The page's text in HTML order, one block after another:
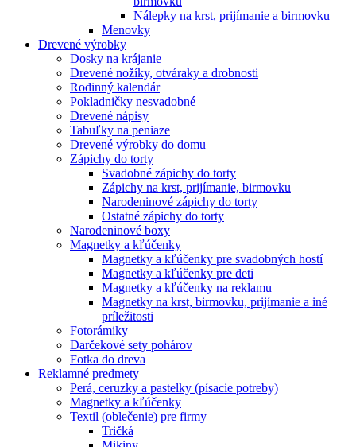
Nálepky na krst, prijímanie a birmovku
Menovky
Drevené výrobky
Dosky na krájanie
Drevené nožíky, otváraky a drobnosti
Rodinný kalendár
Pokladničky nesvadobné
Drevené nápisy
Tabuľky na peniaze
Drevené výrobky do domu
Zápichy do torty
Svadobné zápichy do torty
Zápichy na krst, prijímanie, birmovku
Narodeninové zápichy do torty
Ostatné zápichy do torty
Narodeninové boxy
Magnetky a kľúčenky
Magnetky a kľúčenky pre svadobných hostí
Magnetky a kľúčenky pre deti
Magnetky a kľúčenky na reklamu
Magnetky na krst, birmovku, prijímanie a iné
príležitosti
Fotorámiky
Darčekové sety pohárov
Fotka do dreva
Reklamné predmety
Perá, ceruzky a pastelky (písacie potreby)
Magnetky a kľúčenky
Textil (oblečenie) pre firmy
Tričká